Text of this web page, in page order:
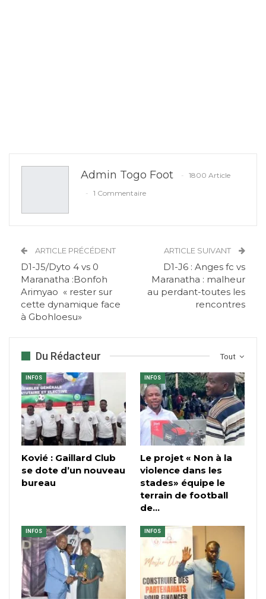
Admin Togo Foot
1800 Article
1 Commentaire
ARTICLE PRÉCÉDENT
D1-J5/Dyto 4 vs 0
Maranatha :Bonfoh
Arimyao « rester sur
cette dynamique face
à Gbohloesu»
ARTICLE SUIVANT
D1-J6 : Anges fc vs
Maranatha : malheur
au perdant-toutes les
rencontres
Tout
Du Rédacteur
INFOS
Kovié : Gaillard Club
se dote d’un nouveau
bureau
INFOS
Le projet « Non à la
violence dans les
stades» équipe le
terrain de football
de…
INFOS INFOS